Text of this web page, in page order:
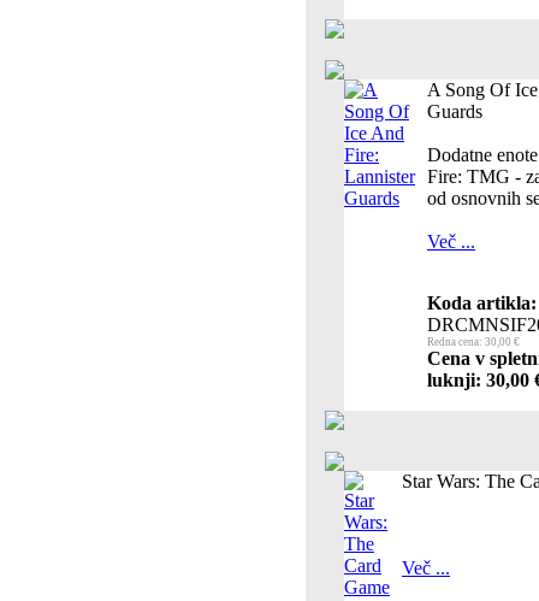
A Song Of
Guards
Dodatne
Fire: TMG -
od osnovnih
Več ...
Koda artikla:
Redna cena: 30,00 €
Cena v
luknji: 30,00
Star Wars: The
Več ...